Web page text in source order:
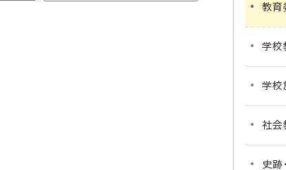
教育
学校
学校
社会
史跡